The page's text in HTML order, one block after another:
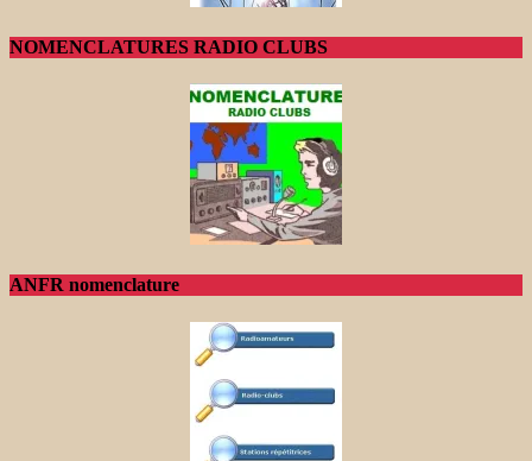
NOMENCLATURES RADIO CLUBS
ANFR nomenclature